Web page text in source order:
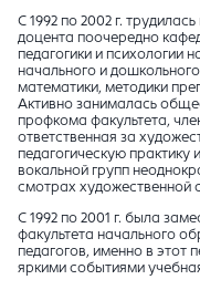
С 1992 по 2002 г.
доцента поочередно
педагогики и психологии
начального и
математики, методики
Активно занималась
профкома факультета,
ответственная за
педагогическую практику
вокальной групп
смотрах художественной
С 1992 по 2001 г. была
факультета начального
педагогов, именно в этот
яркими событиями